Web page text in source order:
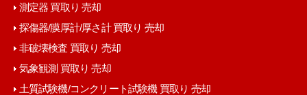
測定器 買取り 売却
探傷器/膜厚計/厚さ計 買取り 売却
非破壊検査 買取り 売却
気象観測 買取り 売却
土質試験機/コンクリート試験機 買取り 売却